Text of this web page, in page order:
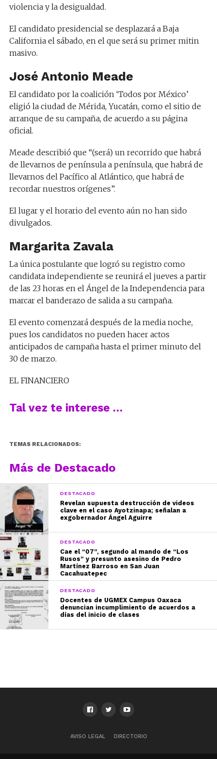
violencia y la desigualdad.
El candidato presidencial se desplazará a Baja
California el sábado, en el que será su primer mitin
masivo.
José Antonio Meade
El candidato por la coalición ‘Todos por México’
eligió la ciudad de Mérida, Yucatán, como el sitio de
arranque de su campaña, de acuerdo a su página
oficial.
Meade describió que “(será) un recorrido que habrá
de llevarnos de península a península, que habrá de
llevarnos del Pacífico al Atlántico, que habrá de
recordar nuestros orígenes”.
El lugar y el horario del evento aún no han sido
divulgados.
Margarita Zavala
La única postulante que logró su registro como
candidata independiente se reunirá el jueves a partir
de las 23 horas en el Ángel de la Independencia para
marcar el banderazo de salida a su campaña.
El evento comenzará después de la media noche,
pues los candidatos no pueden hacer actos
anticipados de campaña hasta el primer minuto del
30 de marzo.
EL FINANCIERO
Tal vez te interese …
TEMAS RELACIONADOS:
Más de Destacado
DESTACADO
Revelan supuesta destrucción de videos
clave en el caso Ayotzinapa; señalan a
exgobernador Ángel Aguirre
DESTACADO
Cae el “07”, segundo al mando de “Los
Rusos” y presunto asesino de Pedro
Martínez Barroso en San Juan
Cacahuatepec
DESTACADO
Docentes de UGMEX Campus Oaxaca
denuncian incumplimiento de acuerdos a
días del inicio de clases
AVISO LEGAL DIRECTORIO